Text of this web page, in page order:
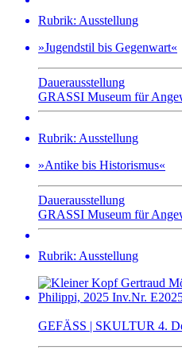
Rubrik: Ausstellung
»Jugendstil bis Gegenwart«
Dauerausstellung
GRASSI Museum für
Rubrik: Ausstellung
»Antike bis Historismus«
Dauerausstellung
GRASSI Museum für
Rubrik: Ausstellung
GEFÄSS | SKULTUR 4.